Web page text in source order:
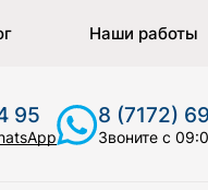
Наши работы
95 8 (7172)
Звоните с